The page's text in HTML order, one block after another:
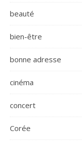
beauté
bien-être
bonne adresse
cinéma
concert
Corée